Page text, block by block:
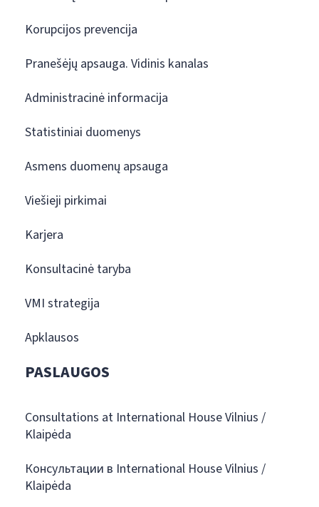
Korupcijos prevencija
Pranešėjų apsauga. Vidinis kanalas
Administracinė informacija
Statistiniai duomenys
Asmens duomenų apsauga
Viešieji pirkimai
Karjera
Konsultacinė taryba
VMI strategija
Apklausos
PASLAUGOS
Consultations at International House Vilnius /
Klaipėda
Консультации в International House Vilnius /
Klaipėda